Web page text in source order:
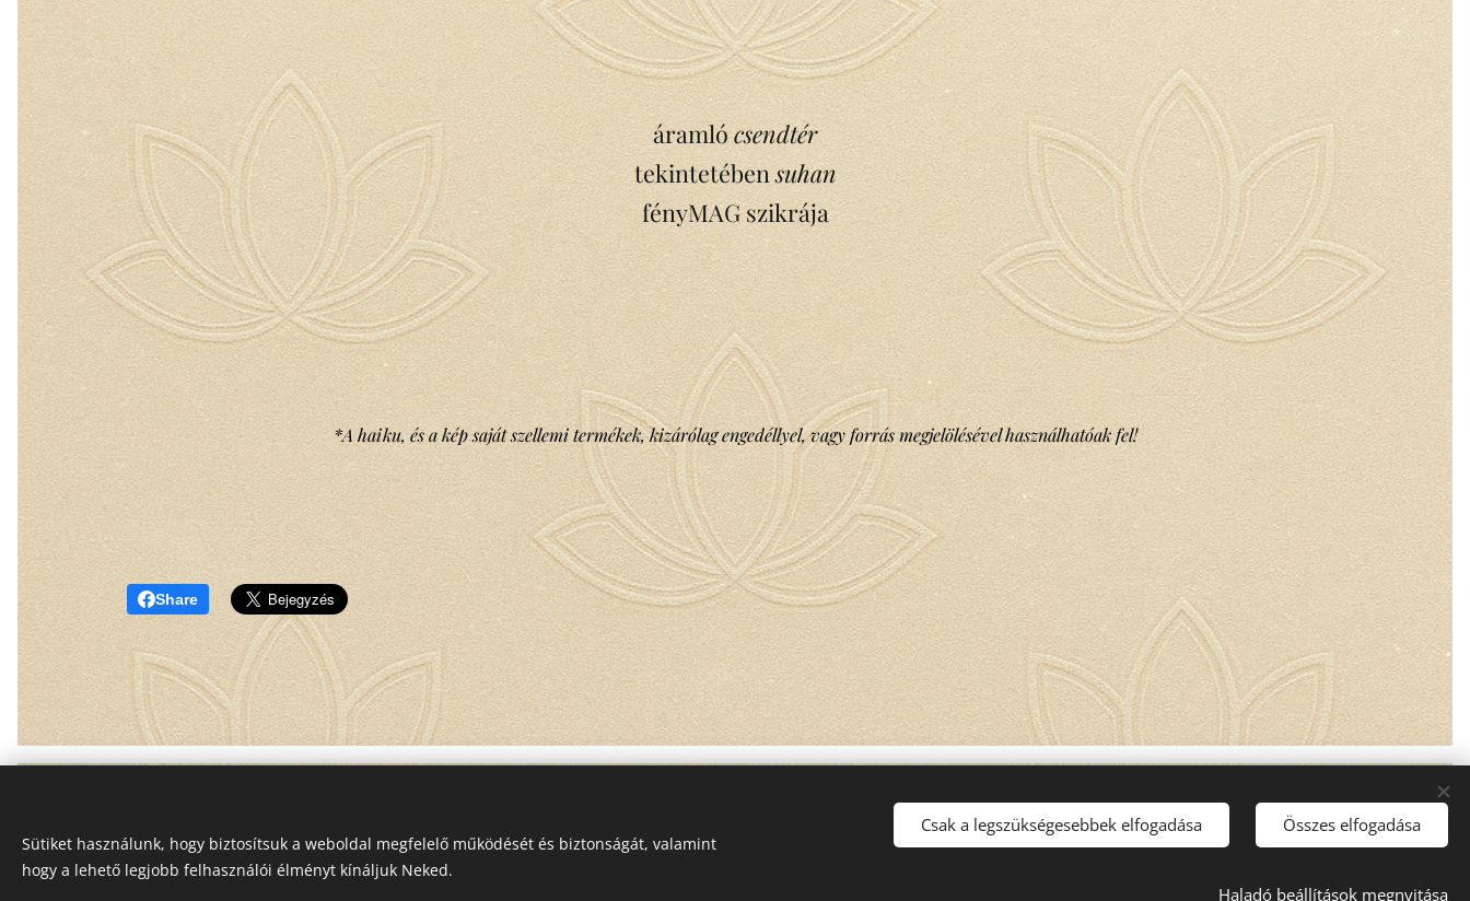
áramlócsendtér
tekintetébensuhan
fényMAG szikrája
*A haiku, és a kép saját szellemi termékek, kizárólag engedéllyel, vagy forrás megjelölésével használhatóak fel!
Share
Copyright © Minden jog fenntartva Mika Gabriella Ilona - 2022
Az emlékezet léte öröktől való.
Sütiket használunk, hogy biztosítsuk a weboldal megfelelő működését és biztonságát, valamint
hogy a lehető legjobb felhasználói élményt kínáljuk Neked.
Csak a legszükségesebbek elfogadása Összes elfogadása
Haladó beállítások megnyitása